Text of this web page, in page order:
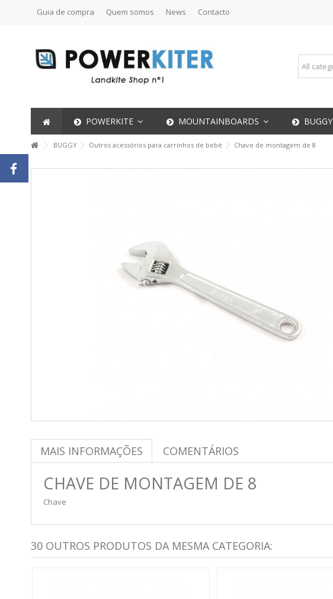
Guia de compra Quem somos News Contacto
POWERKITE MOUNTAINBOARDS BUGGY
BUGGY Outros acessórios para carrinhos de bebé Chave de montagem de 8
MAIS INFORMAÇÕES COMENTÁRIOS
CHAVE DE MONTAGEM DE 8
Chave
30 OUTROS PRODUTOS DA MESMA CATEGORIA: